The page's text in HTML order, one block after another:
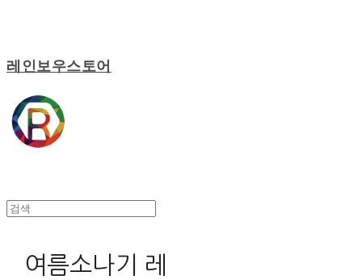
레인보우스토어
여름소나기 레